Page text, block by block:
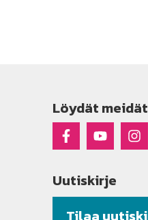
Löydät
RasekoRaseko
Uutiskirje